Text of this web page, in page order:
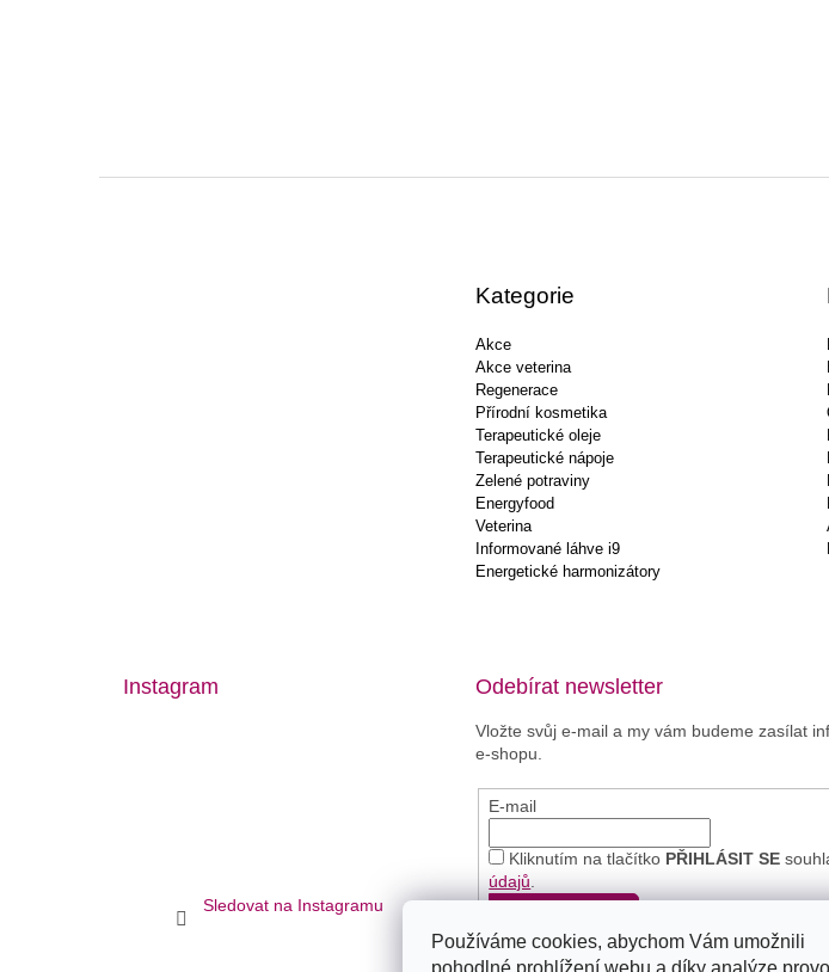
Používáme cookies, abychom Vám umožnili
pohodlné prohlížení webu a díky analýze
Kategorie
Akce
Akce veterina
Regenerace
Přírodní kosmetika
Terapeutické oleje
Terapeutické nápoje
Zelené potraviny
Energyfood
Veterina
Informované láhve i9
Energetické harmonizátory
Instagram
Sledovat na Instagramu
Odebírat newsletter
Vložte svůj e-mail a my vám budeme zasílat
e-shopu.
E-mail
Kliknutím na tlačítko PŘIHLÁSIT SE
údajů